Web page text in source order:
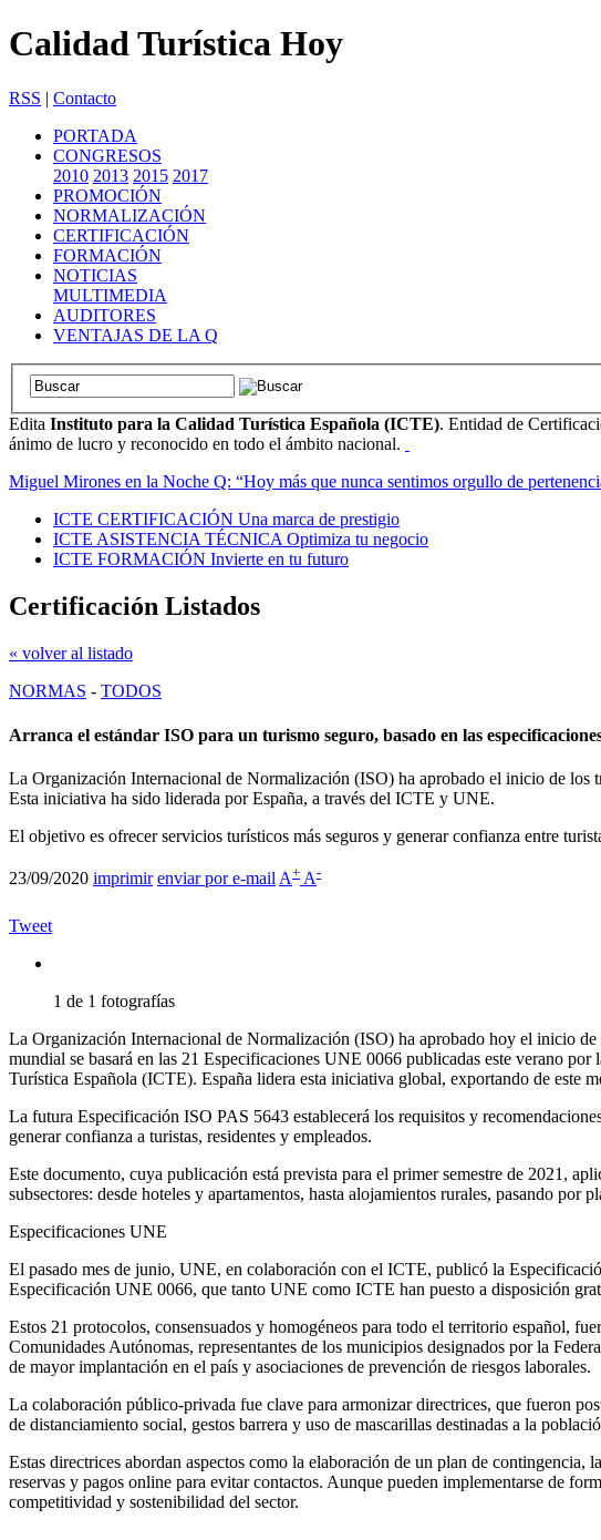
Calidad Turística Hoy
RSS | Contacto
PORTADA
CONGRESOS
2010 2013 2015 2017
PROMOCIÓN
NORMALIZACIÓN
CERTIFICACIÓN
FORMACIÓN
NOTICIAS
MULTIMEDIA
AUDITORES
VENTAJAS DE LA Q
Edita Instituto para la Calidad Turística Española (ICTE). Entidad de
ánimo de lucro y reconocido en todo el ámbito nacional.
Miguel Mirones en la Noche Q: “Hoy más que nunca sentimos orgullo de
ICTE CERTIFICACIÓN Una marca de prestigio
ICTE ASISTENCIA TÉCNICA Optimiza tu negocio
ICTE FORMACIÓN Invierte en tu futuro
Certificación Listados
« volver al listado
NORMAS - TODOS
Arranca el estándar ISO para un turismo seguro, basado en las
La Organización Internacional de Normalización (ISO) ha aprobado el inicio de
Esta iniciativa ha sido liderada por España, a través del ICTE y UNE.
El objetivo es ofrecer servicios turísticos más seguros y generar confianza entre
23/09/2020 imprimir enviar por e-mail A+ A-
Tweet
1 de 1 fotografías
La Organización Internacional de Normalización (ISO) ha aprobado hoy el inicio
mundial se basará en las 21 Especificaciones UNE 0066 publicadas este verano
Turística Española (ICTE). España lidera esta iniciativa global, exportando de este
La futura Especificación ISO PAS 5643 establecerá los requisitos y
generar confianza a turistas, residentes y empleados.
Este documento, cuya publicación está prevista para el primer semestre de 2021,
subsectores: desde hoteles y apartamentos, hasta alojamientos rurales, pasando por
Especificaciones UNE
El pasado mes de junio, UNE, en colaboración con el ICTE, publicó la
Especificación UNE 0066, que tanto UNE como ICTE han puesto a disposición
Estos 21 protocolos, consensuados y homogéneos para todo el territorio español,
Comunidades Autónomas, representantes de los municipios designados por la
de mayor implantación en el país y asociaciones de prevención de riesgos laborales.
La colaboración público-privada fue clave para armonizar directrices, que fueron
de distanciamiento social, gestos barrera y uso de mascarillas destinadas a la
Estas directrices abordan aspectos como la elaboración de un plan de
reservas y pagos online para evitar contactos. Aunque pueden implementarse de
competitividad y sostenibilidad del sector.